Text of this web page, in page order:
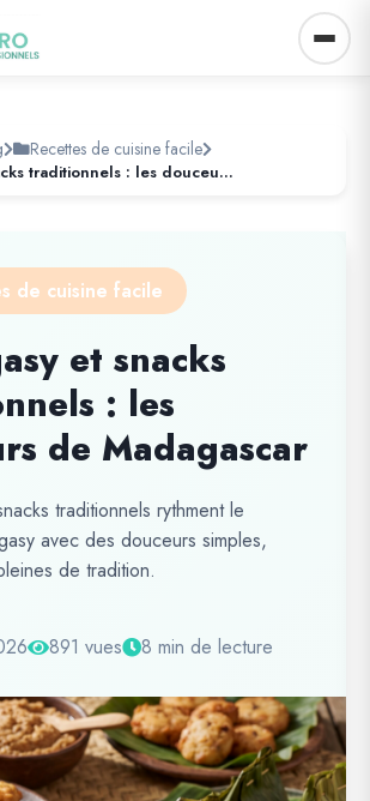
Recettes de cuisine facile
Mofo gasy et snacks traditionnels : les douceurs de Madagascar
de cuisine facile
et snacks
: les
de Madagascar
traditionnels rythment le
avec des douceurs simples,
de tradition.
891 vues 8 min de lecture